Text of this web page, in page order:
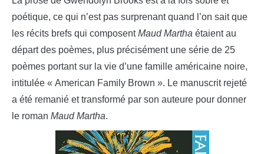
poétique, ce qui n’est pas surprenant quand l’on sait que
les récits brefs qui composentMaud Martha étaient au
départ des poèmes, plus précisément une série de 25
poèmes portant sur la vie d’une famille américaine noire,
intitulée « American Family Brown ». Le manuscrit rejeté
a été remanié et transformé par son auteure pour donner
le roman Maud Martha.